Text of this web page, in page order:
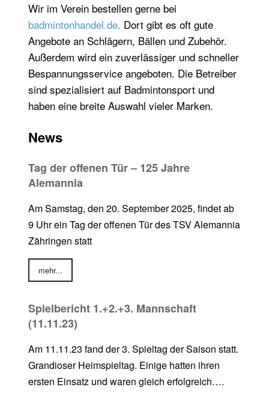
Wir im Verein bestellen gerne bei
badmintonhandel.de. Dort gibt es oft gute
Angebote an Schlägern, Bällen und Zubehör.
Außerdem wird ein zuverlässiger und schneller
Bespannungsservice angeboten. Die Betreiber
sind spezialisiert auf Badmintonsport und
haben eine breite Auswahl vieler Marken.
News
Tag der offenen Tür – 125 Jahre
Alemannia
Am Samstag, den 20. September 2025, findet ab
9 Uhr ein Tag der offenen Tür des TSV Alemannia
Zähringen statt
mehr...
Spielbericht 1.+2.+3. Mannschaft
(11.11.23)
Am 11.11.23 fand der 3. Spieltag der Saison statt.
Grandioser Heimspieltag. Einige hatten ihren
ersten Einsatz und waren gleich erfolgreich….